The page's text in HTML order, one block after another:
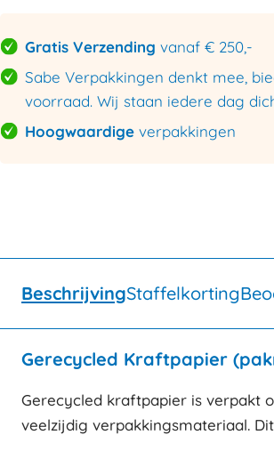
Gratis Verzending vanaf € 250,-
Sabe Verpakkingen denkt mee,
voorraad. Wij staan iedere dag
Hoogwaardige verpakkingen
BeschrijvingStaffelkorting
Gerecycled Kraftpapier
Gerecycled kraftpapier is verpakt
veelzijdig verpakkingsmateriaal.